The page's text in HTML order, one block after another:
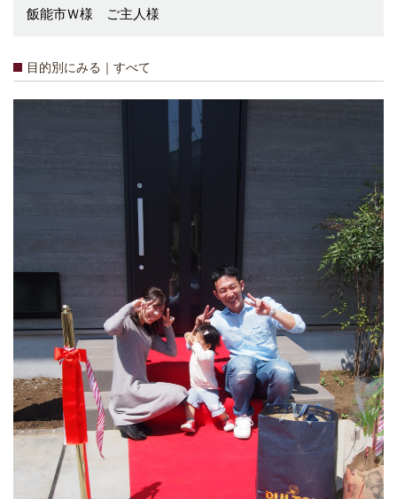
飯能市Ｗ様 ご主人様
目的別にみる｜すべて